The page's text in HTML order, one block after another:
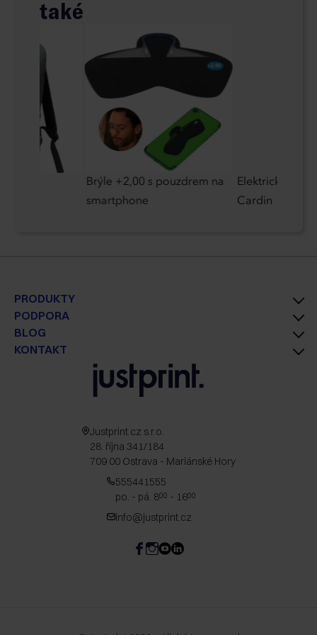
také
Brýle +2,00 s pouzdrem na
smartphone
Elektrický
Cardin
PRODUKTY
PODPORA
BLOG
KONTAKT
Justprint.cz s.r.o.
28. října 341/184
709 00 Ostrava - Mariánské Hory
555441555
po. - pá. 800 - 1600
info@justprint.cz